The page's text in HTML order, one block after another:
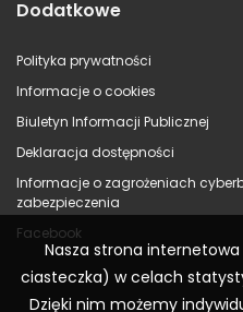
Dodatkowe
Polityka prywatności
Informacje o cookies
Biuletyn Informacji Publicznej
Deklaracja dostępności
Informacje o zagrożeniach
zabezpieczenia
Facebook
Nasza strona
ciasteczka) w celach
Dzięki nim możemy